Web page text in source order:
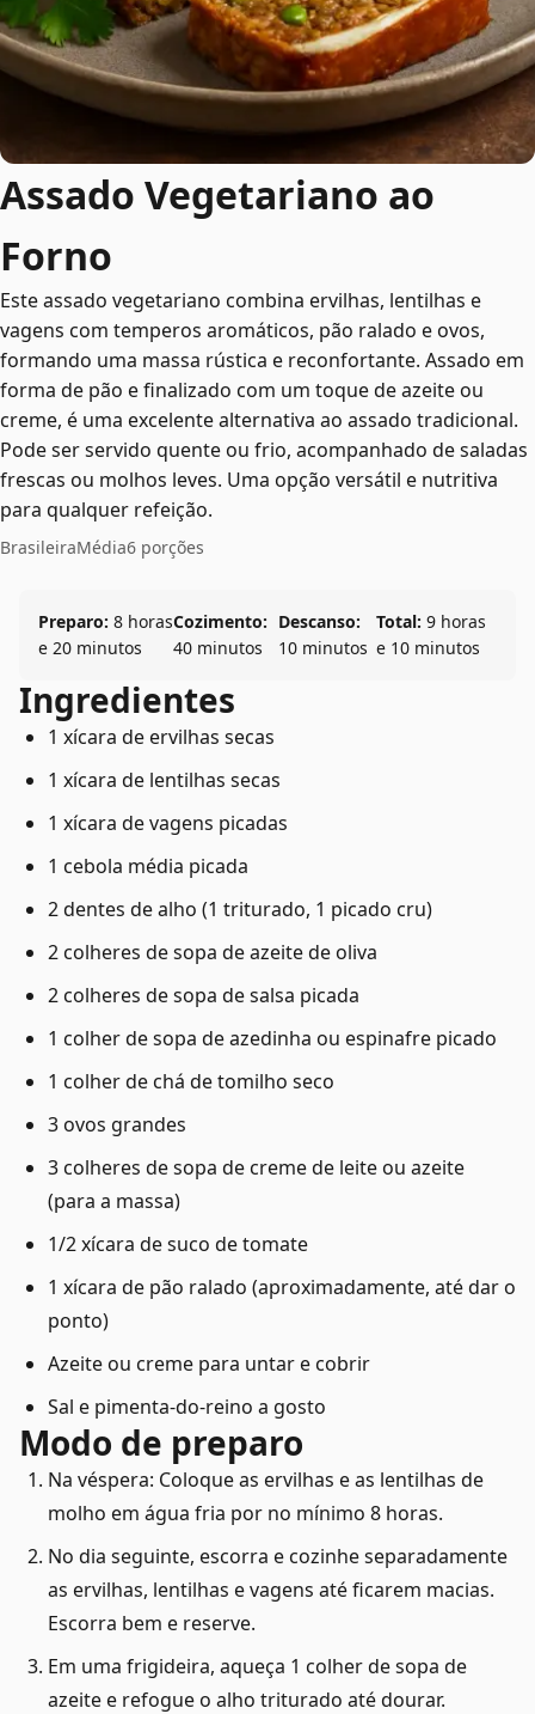
Assado Vegetariano ao
Forno
Este assado vegetariano combina ervilhas, lentilhas e
vagens com temperos aromáticos, pão ralado e ovos,
formando uma massa rústica e reconfortante. Assado em
forma de pão e finalizado com um toque de azeite ou
creme, é uma excelente alternativa ao assado tradicional.
Pode ser servido quente ou frio, acompanhado de saladas
frescas ou molhos leves. Uma opção versátil e nutritiva
para qualquer refeição.
BrasileiraMédia6 porções
Preparo: 8 horas
e 20 minutos
Cozimento:
40 minutos
Descanso:
10 minutos
Total: 9 horas
e 10 minutos
Ingredientes
1 xícara de ervilhas secas
1 xícara de lentilhas secas
1 xícara de vagens picadas
1 cebola média picada
2 dentes de alho (1 triturado, 1 picado cru)
2 colheres de sopa de azeite de oliva
2 colheres de sopa de salsa picada
1 colher de sopa de azedinha ou espinafre picado
1 colher de chá de tomilho seco
3 ovos grandes
3 colheres de sopa de creme de leite ou azeite
(para a massa)
1/2 xícara de suco de tomate
1 xícara de pão ralado (aproximadamente, até dar o
ponto)
Azeite ou creme para untar e cobrir
Sal e pimenta-do-reino a gosto
Modo de preparo
Na véspera: Coloque as ervilhas e as lentilhas de
molho em água fria por no mínimo 8 horas.
No dia seguinte, escorra e cozinhe separadamente
as ervilhas, lentilhas e vagens até ficarem macias.
Escorra bem e reserve.
Em uma frigideira, aqueça 1 colher de sopa de
azeite e refogue o alho triturado até dourar.